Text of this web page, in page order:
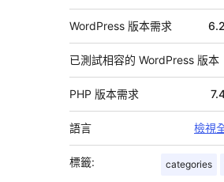
WordPress 版本需求
已測試相容的 WordPress 版本
PHP 版本需求
語言 檢視
標籤: categories